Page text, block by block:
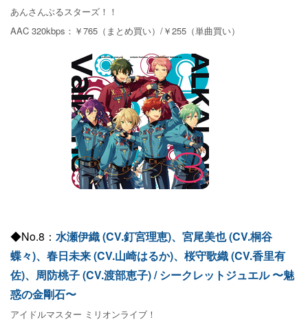
あんさんぶるスターズ！！
AAC 320kbps：￥765（まとめ買い）/￥255（単曲買い）
◆No.8： 水瀬伊織 (CV.釘宮理恵)、宮尾美也 (CV.桐谷
蝶々)、春日未来 (CV.山崎はるか)、桜守歌織 (CV.香里有
佐)、周防桃子 (CV.渡部恵子) / シークレットジュエル 〜魅
惑の金剛石〜
アイドルマスター ミリオンライブ！